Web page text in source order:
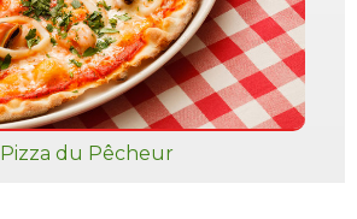
Pizza du Pêcheur